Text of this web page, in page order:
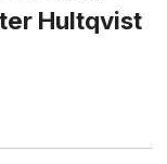
Hultqvist